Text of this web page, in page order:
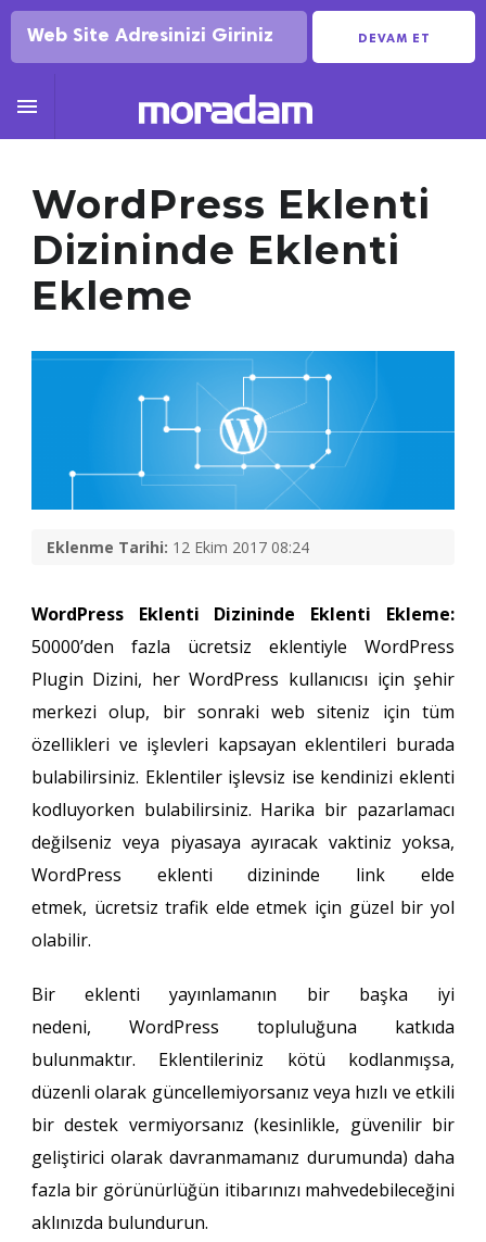
DEVAM ET

WordPress Eklenti
Dizininde Eklenti
Ekleme
Eklenme Tarihi: 12 Ekim 2017 08:24
WordPress Eklenti Dizininde Eklenti Ekleme:
50000’den fazla ücretsiz eklentiyle WordPress
Plugin Dizini, her WordPress kullanıcısı için şehir
merkezi olup, bir sonraki web siteniz için tüm
özellikleri ve işlevleri kapsayan eklentileri burada
bulabilirsiniz. Eklentiler işlevsiz ise kendinizi eklenti
kodluyorken bulabilirsiniz. Harika bir pazarlamacı
değilseniz veya piyasaya ayıracak vaktiniz yoksa,
WordPress eklenti dizininde link elde
etmek, ücretsiz trafik elde etmek için güzel bir yol
olabilir.
Bir eklenti yayınlamanın bir başka iyi
nedeni, WordPress topluluğuna katkıda
bulunmaktır. Eklentileriniz kötü kodlanmışsa,
düzenli olarak güncellemiyorsanız veya hızlı ve etkili
bir destek vermiyorsanız (kesinlikle, güvenilir bir
geliştirici olarak davranmamanız durumunda) daha
fazla bir görünürlüğün itibarınızı mahvedebileceğini
aklınızda bulundurun.